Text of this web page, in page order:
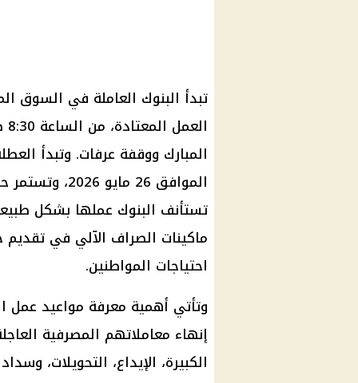
تبدأ البنوك العاملة في السوق
المبارك ووقفة عرفات. وتبدأ
ماكينات الصراف الآلي في تقديم
احتياجات المواطنين.
وتأتي أهمية معرفة مواعيد عمل
إنهاء معاملاتهم المصرفية
الكبيرة، الإيداع، التحويلات،